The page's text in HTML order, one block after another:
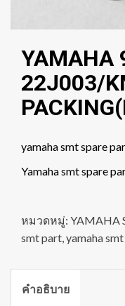
YAMAHA
22J003/
yamaha smt spare
Yamaha smt spare
หมวดหมู่: YAMAHA
smt part,yamaha
คำอธิบาย